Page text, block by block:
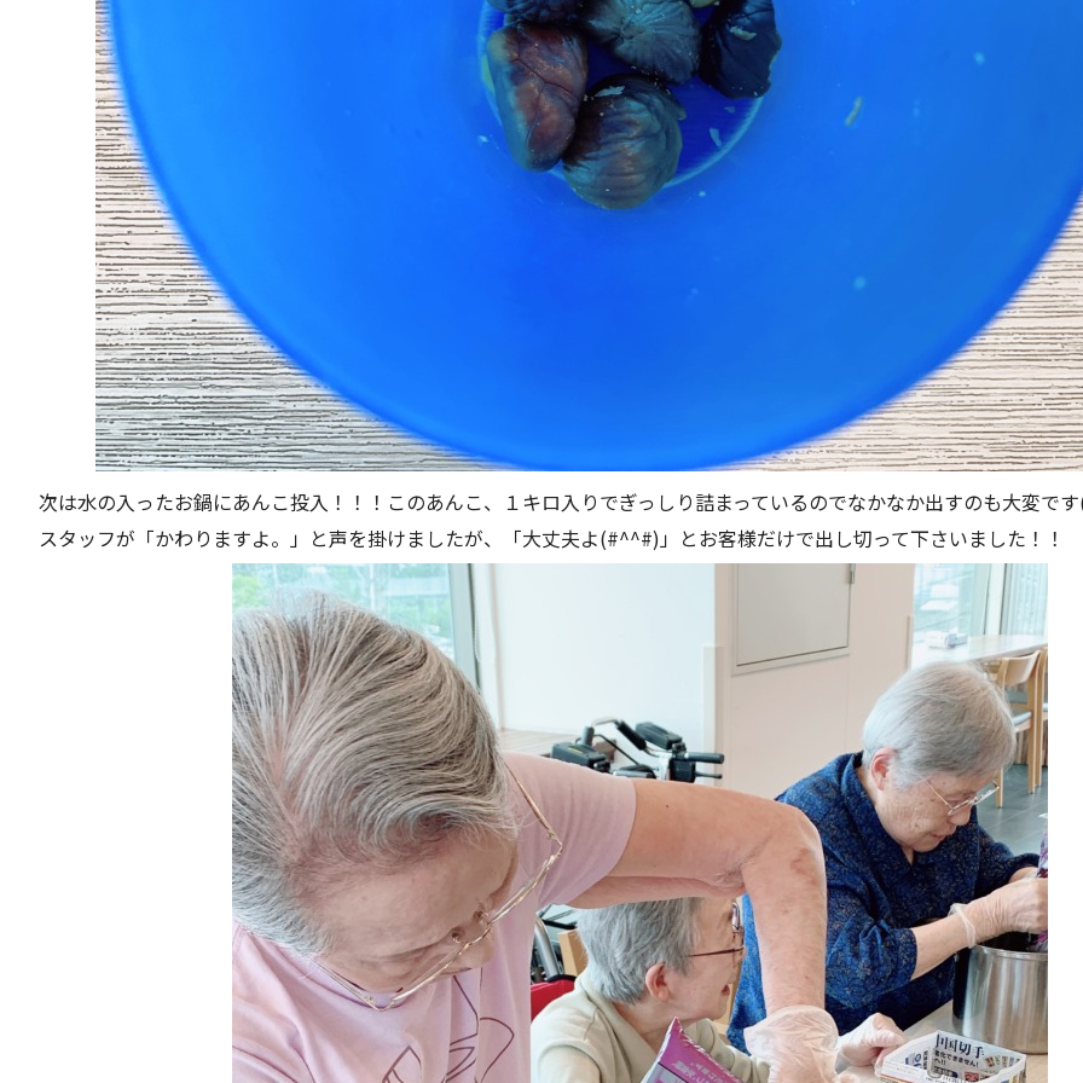
次は水の入ったお鍋にあんこ投入！！！このあんこ、１キロ入りでぎっしり詰まっているのでなかなか出すのも大変で
スタッフが「かわりますよ。」と声を掛けましたが、「大丈夫よ(#^^#)」とお客様だけで出し切って下さいました！！